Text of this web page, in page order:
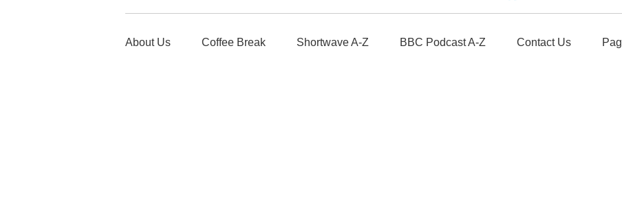
About Us Coffee Break Shortwave A-Z BBC Podcast A-Z Contact Us